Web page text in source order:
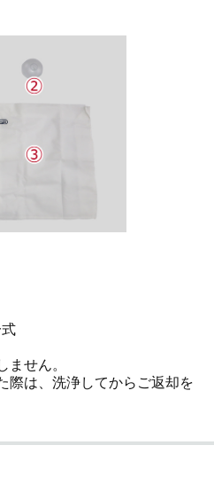
せん。
際は、洗浄してからご返却を